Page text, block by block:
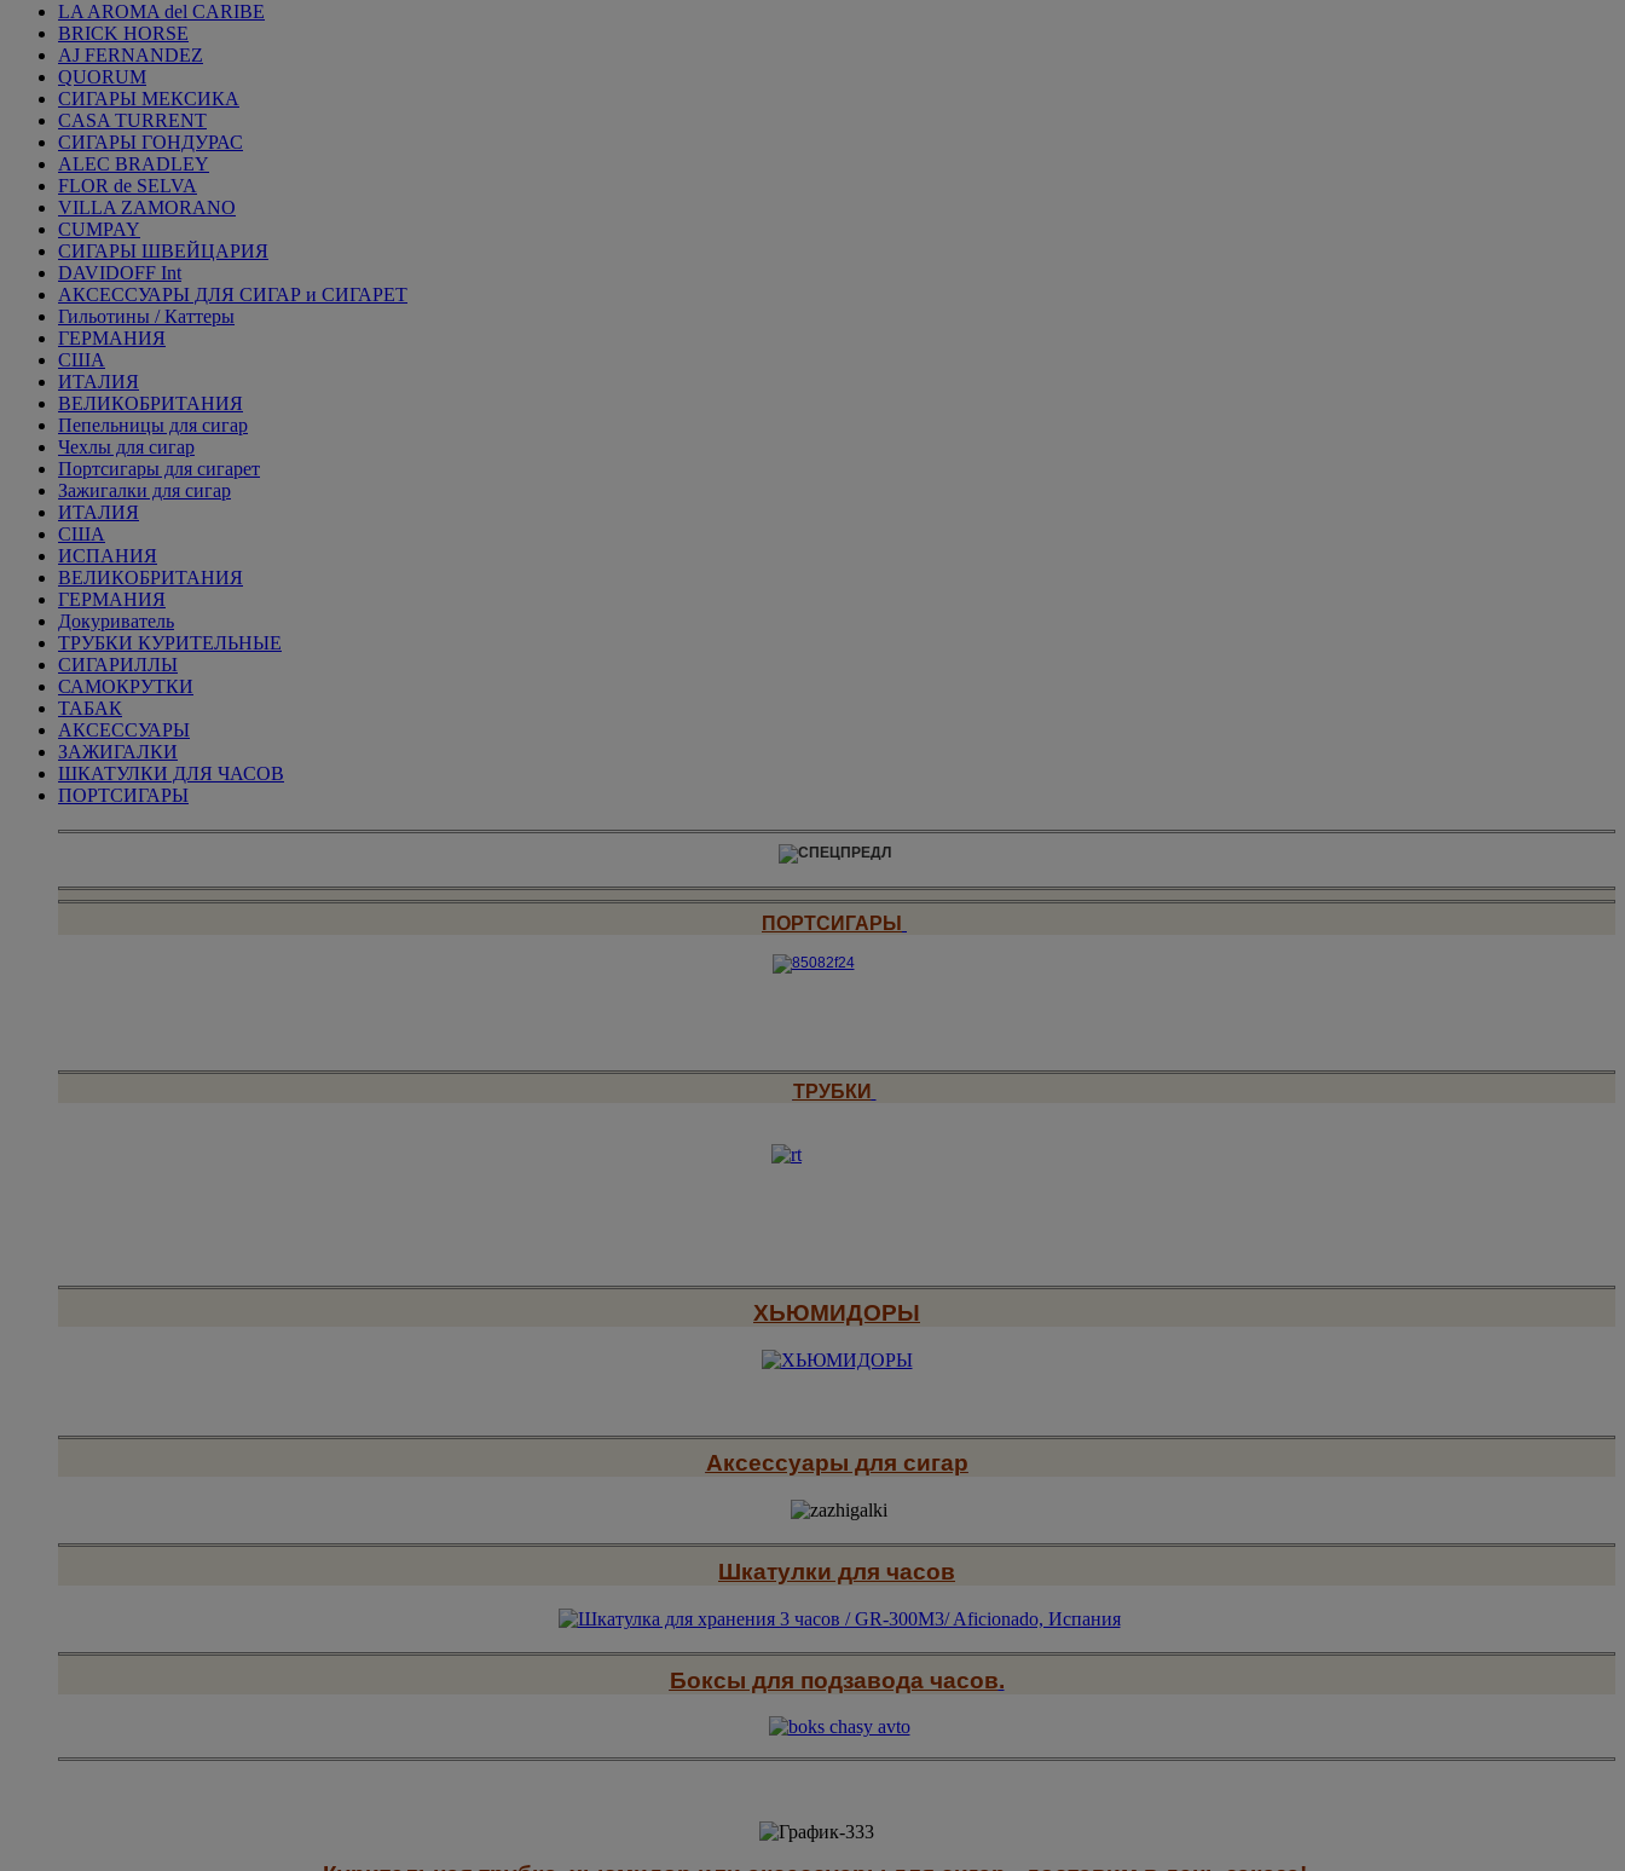
LA AROMA del CARIBE
BRICK HORSE
AJ FERNANDEZ
QUORUM
СИГАРЫ МЕКСИКА
CASA TURRENT
СИГАРЫ ГОНДУРАС
ALEC BRADLEY
FLOR de SELVA
VILLA ZAMORANO
CUMPAY
СИГАРЫ ШВЕЙЦАРИЯ
DAVIDOFF Int
АКСЕССУАРЫ ДЛЯ СИГАР и СИГАРЕТ
Гильотины / Каттеры
ГЕРМАНИЯ
США
ИТАЛИЯ
ВЕЛИКОБРИТАНИЯ
Пепельницы для сигар
Чехлы для сигар
Портсигары для сигарет
Зажигалки для сигар
ИТАЛИЯ
США
ИСПАНИЯ
ВЕЛИКОБРИТАНИЯ
ГЕРМАНИЯ
Докуриватель
ТРУБКИ КУРИТЕЛЬНЫЕ
СИГАРИЛЛЫ
САМОКРУТКИ
ТАБАК
АКСЕССУАРЫ
ЗАЖИГАЛКИ
ШКАТУЛКИ ДЛЯ ЧАСОВ
ПОРТСИГАРЫ
ПОРТСИГАРЫ
ТРУБКИ
ХЬЮМИДОРЫ
Аксессуары для сигар
Шкатулки для часов
Боксы для подзавода часов.